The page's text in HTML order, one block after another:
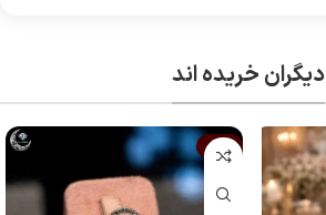
دیگران خریده اند
-16%